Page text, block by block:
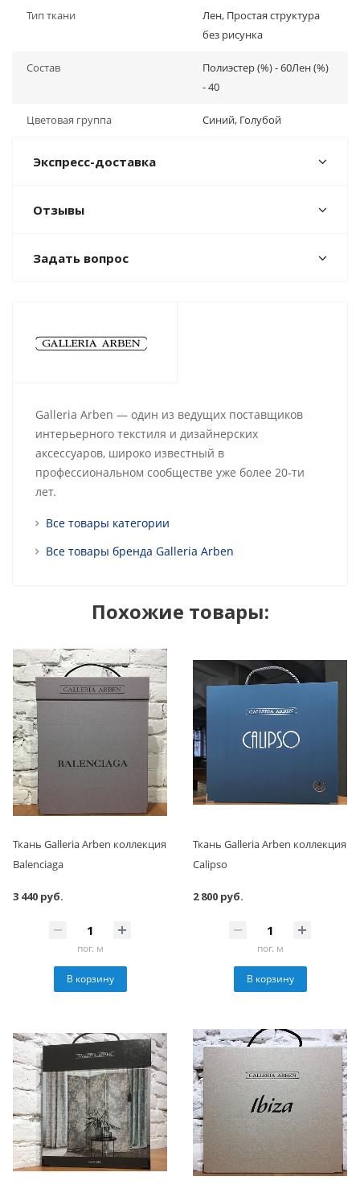
Тип ткани
Лен, Простая структура
без рисунка
Состав
Полиэстер (%) - 60Лен (%)
- 40
Цветовая группа Синий, Голубой
Экспресс-доставка
Отзывы
Задать вопрос
Galleria Arben — один из ведущих поставщиков
интерьерного текстиля и дизайнерских
аксессуаров, широко известный в
профессиональном сообществе уже более 20-ти
лет.
Все товары категории
Все товары бренда Galleria Arben
Похожие товары:
Ткань Galleria Arben коллекция
Balenciaga
3 440 руб.
пог. м
В корзину
Ткань Galleria Arben коллекция
Calipso
2 800 руб.
пог. м
В корзину